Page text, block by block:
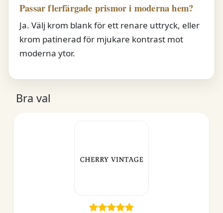
Passar flerfärgade prismor i moderna hem?
Ja. Välj krom blank för ett renare uttryck, eller
krom patinerad för mjukare kontrast mot
moderna ytor.
Bra val